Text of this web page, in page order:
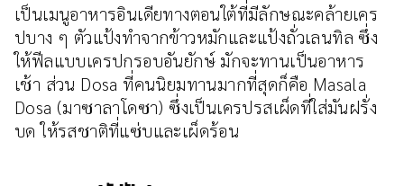
เป็นเมนูอาหารอินเดียทางตอนใต้ที่มีลักษณะคล้ายเคร
ปบาง ๆ ตัวแป้งทำจากข้าวหมักและแป้งถั่วเลนทิล ซึ่ง
ให้ฟีลแบบเครปกรอบอันยักษ์ มักจะทานเป็นอาหาร
เช้า ส่วน Dosa ที่คนนิยมทานมากที่สุดก็คือ Masala
Dosa (มาซาลาโดซา) ซึ่งเป็นเครปรสเผ็ดที่ใส่มันฝรั่ง
บด ให้รสชาติที่แซ่บและเผ็ดร้อน